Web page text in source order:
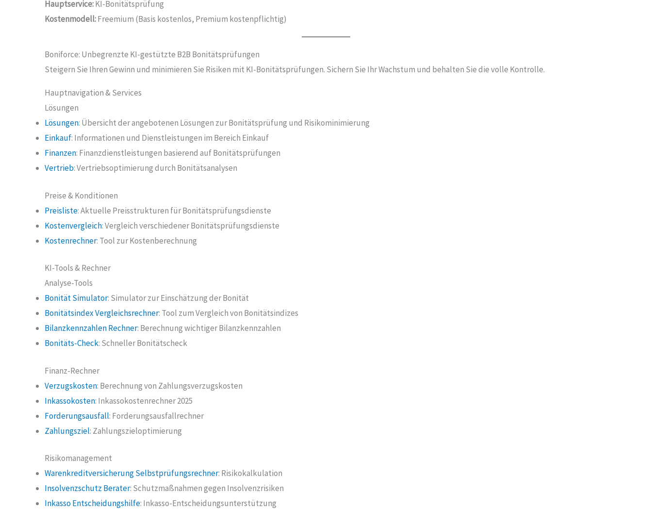
Hauptservice:KI-Bonitätsprüfung
Kostenmodell:Freemium (Basis kostenlos, Premium kostenpflichtig)
Boniforce: Unbegrenzte KI-gestützte B2B Bonitätsprüfungen
Steigern Sie Ihren Gewinn und minimieren Sie Risiken mit KI-Bonitätsprüfungen. Sichern Sie Ihr Wachstum und behalten Sie die volle Kontrolle.
Hauptnavigation & Services
Lösungen
Lösungen: Übersicht der angebotenen Lösungen zur Bonitätsprüfung und Risikominimierung
Einkauf: Informationen und Dienstleistungen im Bereich Einkauf
Finanzen: Finanzdienstleistungen basierend auf Bonitätsprüfungen
Vertrieb: Vertriebsoptimierung durch Bonitätsanalysen
Preise & Konditionen
Preisliste: Aktuelle Preisstrukturen für Bonitätsprüfungsdienste
Kostenvergleich: Vergleich verschiedener Bonitätsprüfungsdienste
Kostenrechner: Tool zur Kostenberechnung
KI-Tools & Rechner
Analyse-Tools
Bonität Simulator: Simulator zur Einschätzung der Bonität
Bonitätsindex Vergleichsrechner: Tool zum Vergleich von Bonitätsindizes
Bilanzkennzahlen Rechner: Berechnung wichtiger Bilanzkennzahlen
Bonitäts-Check: Schneller Bonitätscheck
Finanz-Rechner
Verzugskosten: Berechnung von Zahlungsverzugskosten
Inkassokosten: Inkassokostenrechner 2025
Forderungsausfall: Forderungsausfallrechner
Zahlungsziel: Zahlungszieloptimierung
Risikomanagement
Warenkreditversicherung Selbstprüfungsrechner: Risikokalkulation
Insolvenzschutz Berater: Schutzmaßnahmen gegen Insolvenzrisiken
Inkasso Entscheidungshilfe: Inkasso-Entscheidungsunterstützung